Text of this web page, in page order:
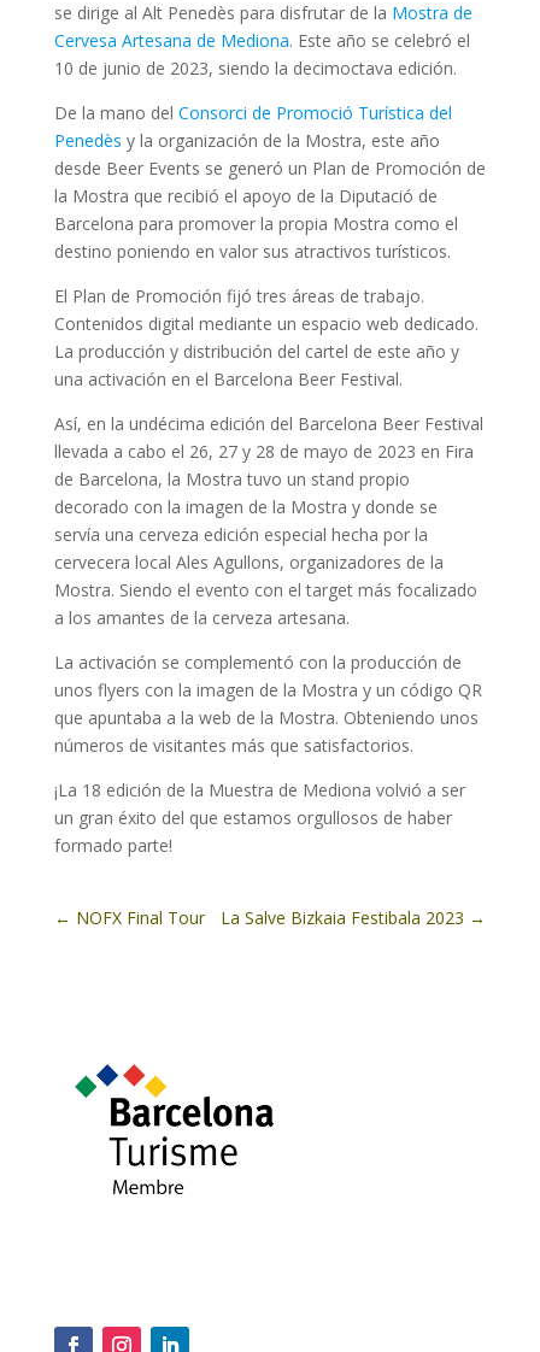
se dirige al Alt Penedès para disfrutar de la Mostra de
Cervesa Artesana de Mediona. Este año se celebró el
10 de junio de 2023, siendo la decimoctava edición.
De la mano del Consorci de Promoció Turística del
Penedès y la organización de la Mostra, este año
desde Beer Events se generó un Plan de Promoción de
la Mostra que recibió el apoyo de la Diputació de
Barcelona para promover la propia Mostra como el
destino poniendo en valor sus atractivos turísticos.
El Plan de Promoción fijó tres áreas de trabajo.
Contenidos digital mediante un espacio web dedicado.
La producción y distribución del cartel de este año y
una activación en el Barcelona Beer Festival.
Así, en la undécima edición del Barcelona Beer Festival
llevada a cabo el 26, 27 y 28 de mayo de 2023 en Fira
de Barcelona, la Mostra tuvo un stand propio
decorado con la imagen de la Mostra y donde se
servía una cerveza edición especial hecha por la
cervecera local Ales Agullons, organizadores de la
Mostra. Siendo el evento con el target más focalizado
a los amantes de la cerveza artesana.
La activación se complementó con la producción de
unos flyers con la imagen de la Mostra y un código QR
que apuntaba a la web de la Mostra. Obteniendo unos
números de visitantes más que satisfactorios.
¡La 18 edición de la Muestra de Mediona volvió a ser
un gran éxito del que estamos orgullosos de haber
formado parte!
← NOFX Final Tour La Salve Bizkaia Festibala 2023 →